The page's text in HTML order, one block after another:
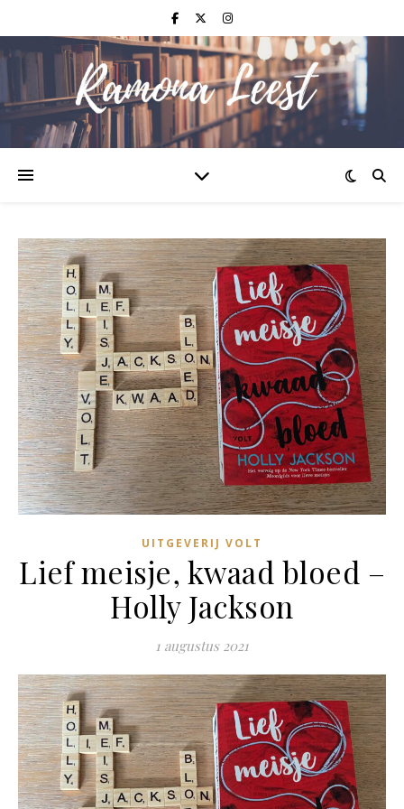
UITGEVERIJ VOLT
Lief meisje, kwaad bloed –
Holly Jackson
1 augustus 2021